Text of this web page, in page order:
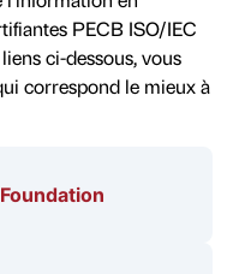
PECB ISO/IEC
ci-dessous, vous
correspond le mieux à